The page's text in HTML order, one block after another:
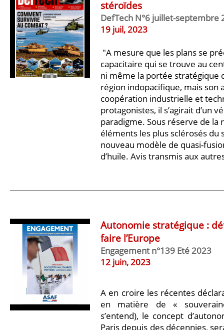
stéroïdes
DefTech N°6 juillet-septembre
19 juil, 2023
"A mesure que les plans se
capacitaire qui se trouve au
ni même la portée stratégique
région indopacifique, mais son
coopération industrielle et
protagonistes, il s’agirait d’un
paradigme. Sous réserve de la
éléments les plus sclérosés du
nouveau modèle de quasi-
d’huile. Avis transmis aux
Autonomie stratégique :
faire l’Europe
Engagement n°139 Eté 2023
12 juin, 2023
A en croire les récentes
en matière de «
s’entend), le concept
Paris depuis des décennies,